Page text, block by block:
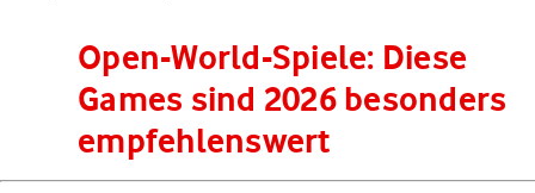
Open-World-Spiele: Diese
Games sind 2026 besonders
empfehlenswert